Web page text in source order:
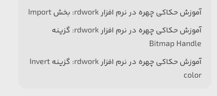
آموزش حکاکی چهره در نرم افزار rdwork: بخش Import
آموزش حکاکی چهره در نرم افزار rdwork: گزینه
Bitmap Handle
آموزش حکاکی چهره در نرم افزار rdwork: گزینه Invert
color